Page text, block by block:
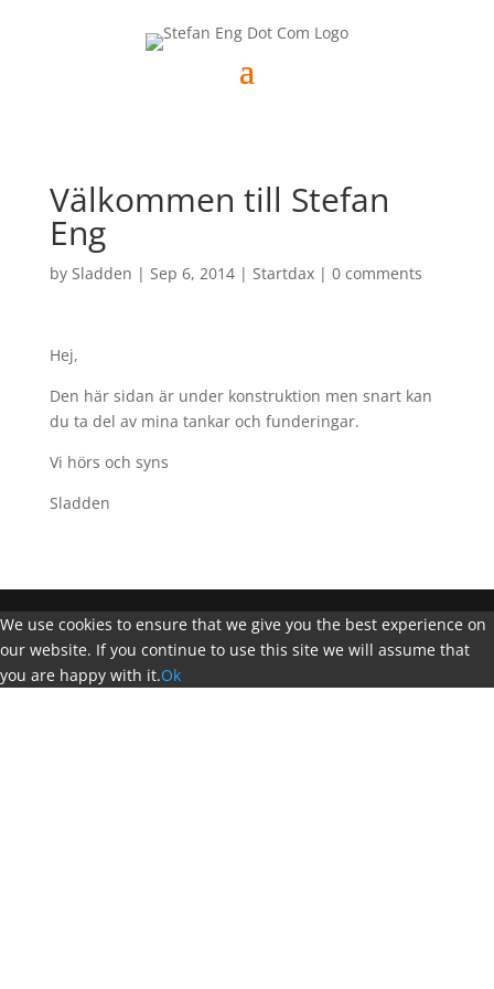
Välkommen till Stefan
Eng
by Sladden | Sep 6, 2014| Startdax| 0 comments
Hej,
Den här sidan är under konstruktion men snart kan
du ta del av mina tankar och funderingar.
Vi hörs och syns
Sladden
We use cookies to ensure that we give you the best experience on
our website. If you continue to use this site we will assume that
you are happy with it.Ok